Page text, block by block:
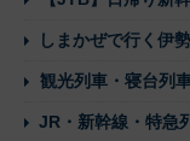
しまかぜで行く伊
観光列車・寝台列
JR・新幹線・特急